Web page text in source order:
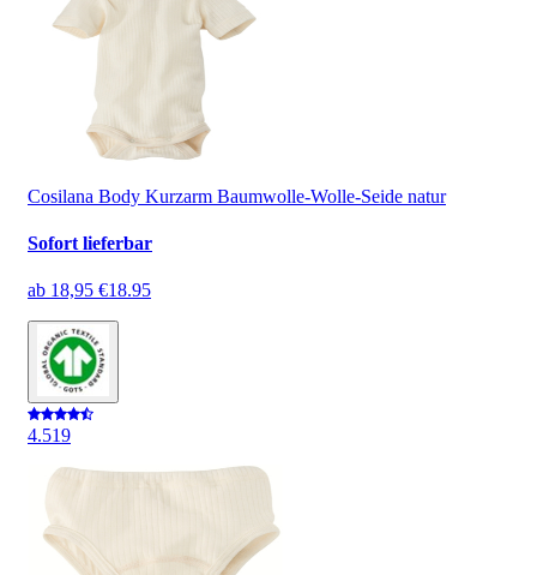
Cosilana Body Kurzarm Baumwolle-Wolle-Seide natur
Sofort lieferbar
ab 18,95 €18.95
4.519